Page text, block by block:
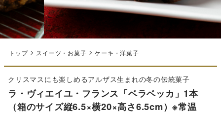
トップ スイーツ・お菓子 ケーキ・洋菓子
クリスマスにも楽しめるアルザス生まれの冬の伝統菓子
ラ・ヴィエイユ・フランス「ベラベッカ」1本
（箱のサイズ縦6.5×横20×高さ6.5cm）※常温